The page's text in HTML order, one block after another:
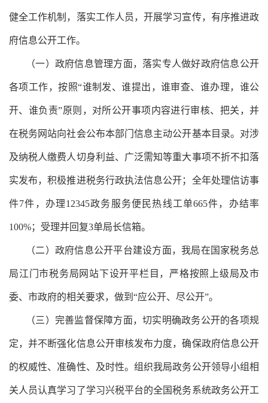
健全工作机制，落实工作人员，开展学习宣传，有序推进政
府信息公开工作。
（一）政府信息管理方面，落实专人做好政府信息公开
各项工作，按照“谁制发、谁提出，谁审查、谁办理，谁公
开、谁负责”原则，对所公开事项内容进行审核、把关，并
在税务网站向社会公布本部门信息主动公开基本目录。对涉
及纳税人缴费人切身利益、广泛需知等重大事项不折不扣落
实发布，积极推进税务行政执法信息公开；全年处理信访事
件7件，办理12345政务服务便民热线工单665件，办结率
100%；受理并回复3单局长信箱。
（二）政府信息公开平台建设方面，我局在国家税务总
局江门市税务局网站下设开平栏目，严格按照上级局及市
委、市政府的相关要求，做到“应公开、尽公开”。
（三）完善监督保障方面，切实明确政务公开的各项规
定，并不断强化信息公开审核发布力度，确保政府信息公开
的权威性、准确性、及时性。组织我局政务公开领导小组相
关人员认真学习了学习兴税平台的全国税务系统政务公开工